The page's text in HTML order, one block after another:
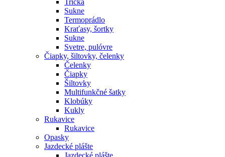
Tričká
Sukne
Termoprádlo
Kraťasy, šortky
Sukne
Svetre, pulóvre
Čiapky, šiltovky, čelenky
Čelenky
Čiapky
Šiltovky
Multifunkčné šatky
Klobúky
Kukly
Rukavice
Rukavice
Opasky
Jazdecké plášte
Jazdecké plášte